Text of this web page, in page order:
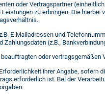
oder Vertragspartner
zu erbringen. Die hierbei
E-Mailadressen und
(z.B.,
oder vertragsgemäßen
ihrer Angabe, sofern
erforderlich ist. Bei der